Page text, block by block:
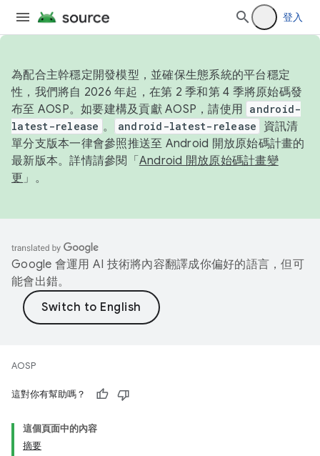
登入
為配合主幹穩定開發模型，並確保生態系統的平台穩定
性，我們將自 2026 年起，在第 2 季和第 4 季將原始碼發
布至 AOSP。如要建構及貢獻 AOSP，請使用 android-
latest-release 。 android-latest-release
資訊清
單分支版本一律會參照推送至 Android 開放原始碼計畫的
最新版本。詳情請參閱「 Android 開放原始碼計畫變
更 」。
Google 會運用 AI 技術將內容翻譯成你偏好的語言，但可
能會出錯。
AOSP
這對你有幫助嗎？
這個頁面中的內容
摘要